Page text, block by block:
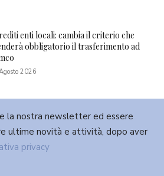
enti locali: cambia il criterio che
obbligatorio il trasferimento ad
2026
la nostra newsletter ed essere
ultime novità e attività, dopo aver
privacy